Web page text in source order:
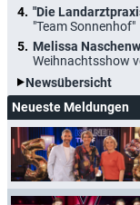
"Die
"Team Sonnenhof"
Melissa
Weihnachtsshow
Newsübersicht
Neueste Meldungen